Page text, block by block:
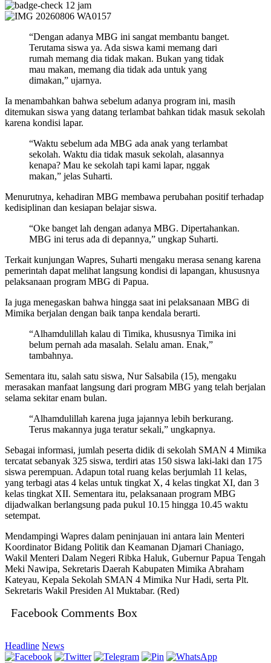
12 jam
“Dengan adanya MBG ini sangat membantu banget.
Terutama siswa ya. Ada siswa kami memang dari
rumah memang dia tidak makan. Bukan yang tidak
mau makan, memang dia tidak ada untuk yang
dimakan,” ujarnya.
Ia menambahkan bahwa sebelum adanya program ini, masih
ditemukan siswa yang datang terlambat bahkan tidak masuk sekolah
karena kondisi lapar.
“Waktu sebelum ada MBG ada anak yang terlambat
sekolah. Waktu dia tidak masuk sekolah, alasannya
kenapa? Mau ke sekolah tapi kami lapar, nggak
makan,” jelas Suharti.
Menurutnya, kehadiran MBG membawa perubahan positif terhadap
kedisiplinan dan kesiapan belajar siswa.
“Oke banget lah dengan adanya MBG. Dipertahankan.
MBG ini terus ada di depannya,” ungkap Suharti.
Terkait kunjungan Wapres, Suharti mengaku merasa senang karena
pemerintah dapat melihat langsung kondisi di lapangan, khususnya
pelaksanaan program MBG di Papua.
Ia juga menegaskan bahwa hingga saat ini pelaksanaan MBG di
Mimika berjalan dengan baik tanpa kendala berarti.
“Alhamdulillah kalau di Timika, khususnya Timika ini
belum pernah ada masalah. Selalu aman. Enak,”
tambahnya.
Sementara itu, salah satu siswa, Nur Salsabila (15), mengaku
merasakan manfaat langsung dari program MBG yang telah berjalan
selama sekitar enam bulan.
“Alhamdulillah karena juga jajannya lebih berkurang.
Terus makannya juga teratur sekali,” ungkapnya.
Sebagai informasi, jumlah peserta didik di sekolah SMAN 4 Mimika
tercatat sebanyak 325 siswa, terdiri atas 150 siswa laki-laki dan 175
siswa perempuan. Adapun total ruang kelas berjumlah 11 kelas,
yang terbagi atas 4 kelas untuk tingkat X, 4 kelas tingkat XI, dan 3
kelas tingkat XII. Sementara itu, pelaksanaan program MBG
dijadwalkan berlangsung pada pukul 10.15 hingga 10.45 waktu
setempat.
Mendampingi Wapres dalam peninjauan ini antara lain Menteri
Koordinator Bidang Politik dan Keamanan Djamari Chaniago,
Wakil Menteri Dalam Negeri Ribka Haluk, Gubernur Papua Tengah
Meki Nawipa, Sekretaris Daerah Kabupaten Mimika Abraham
Kateyau, Kepala Sekolah SMAN 4 Mimika Nur Hadi, serta Plt.
Sekretaris Wakil Presiden Al Muktabar. (Red)
Facebook Comments Box
Headline News